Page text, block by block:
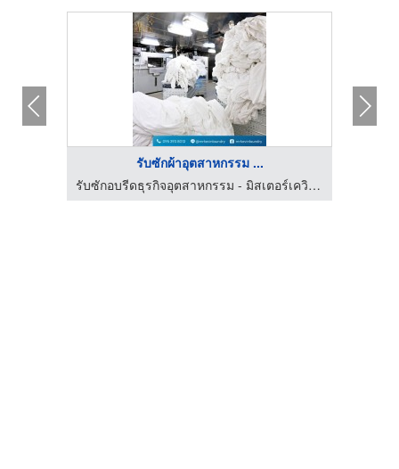
รับซักผ้าอุตสาหกรรม ...
รับซักอบรีดธุรกิจอุตสาหกรรม - มิสเตอร์เควิน ลอนดรี้